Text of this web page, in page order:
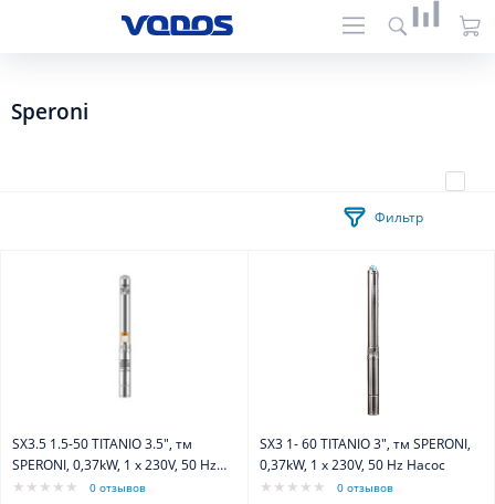
Speroni
Фильтр
SX3.5 1.5-50 TITANIO 3.5", тм
SPERONI, 0,37kW, 1 х 230V, 50 Hz
Насос
0 отзывов
SX3 1- 60 TITANIO 3", тм SPERONI,
0,37kW, 1 х 230V, 50 Hz Насос
0 отзывов